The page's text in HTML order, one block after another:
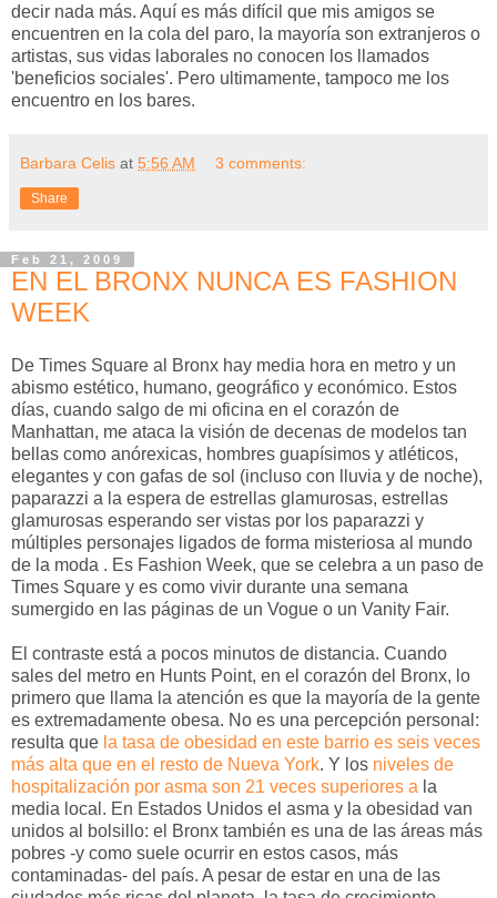
decir nada más. Aquí es más difícil que mis amigos se
encuentren en la cola del paro, la mayoría son extranjeros o
artistas, sus vidas laborales no conocen los llamados
'beneficios sociales'. Pero ultimamente, tampoco me los
encuentro en los bares.
Barbara Celis at 5:56 AM 3 comments:
Share
Feb 21, 2009
EN EL BRONX NUNCA ES FASHION
WEEK
De Times Square al Bronx hay media hora en metro y un
abismo estético, humano, geográfico y económico. Estos
días, cuando salgo de mi oficina en el corazón de
Manhattan, me ataca la visión de decenas de modelos tan
bellas como anórexicas, hombres guapísimos y atléticos,
elegantes y con gafas de sol (incluso con lluvia y de noche),
paparazzi a la espera de estrellas glamurosas, estrellas
glamurosas esperando ser vistas por los paparazzi y
múltiples personajes ligados de forma misteriosa al mundo
de la moda . Es Fashion Week, que se celebra a un paso de
Times Square y es como vivir durante una semana
sumergido en las páginas de un Vogue o un Vanity Fair.
El contraste está a pocos minutos de distancia. Cuando
sales del metro en Hunts Point, en el corazón del Bronx, lo
primero que llama la atención es que la mayoría de la gente
es extremadamente obesa. No es una percepción personal:
resulta que la tasa de obesidad en este barrio es seis veces
más alta que en el resto de Nueva York. Y los niveles de
hospitalización por asma son 21 veces superiores a la
media local. En Estados Unidos el asma y la obesidad van
unidos al bolsillo: el Bronx también es una de las áreas más
pobres -y como suele ocurrir en estos casos, más
contaminadas- del país. A pesar de estar en una de las